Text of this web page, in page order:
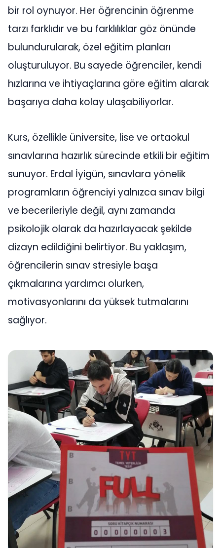
bir rol oynuyor. Her öğrencinin öğrenme
tarzı farklıdır ve bu farklılıklar göz önünde
bulundurularak, özel eğitim planları
oluşturuluyor. Bu sayede öğrenciler, kendi
hızlarına ve ihtiyaçlarına göre eğitim alarak
başarıya daha kolay ulaşabiliyorlar.
Kurs, özellikle üniversite, lise ve ortaokul
sınavlarına hazırlık sürecinde etkili bir eğitim
sunuyor. Erdal İyigün, sınavlara yönelik
programların öğrenciyi yalnızca sınav bilgi
ve becerileriyle değil, aynı zamanda
psikolojik olarak da hazırlayacak şekilde
dizayn edildiğini belirtiyor. Bu yaklaşım,
öğrencilerin sınav stresiyle başa
çıkmalarına yardımcı olurken,
motivasyonlarını da yüksek tutmalarını
sağlıyor.